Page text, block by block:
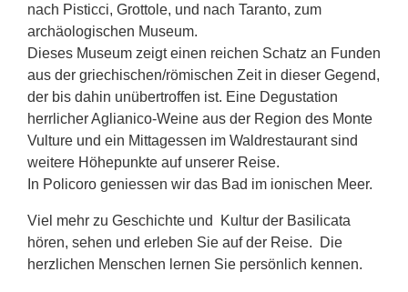
nach Pisticci, Grottole, und nach Taranto, zum
archäologischen Museum.
Dieses Museum zeigt einen reichen Schatz an Funden
aus der griechischen/römischen Zeit in dieser Gegend,
der bis dahin unübertroffen ist. Eine Degustation
herrlicher Aglianico-Weine aus der Region des Monte
Vulture und ein Mittagessen im Waldrestaurant sind
weitere Höhepunkte auf unserer Reise.
In Policoro geniessen wir das Bad im ionischen Meer.
Viel mehr zu Geschichte und Kultur der Basilicata
hören, sehen und erleben Sie auf der Reise. Die
herzlichen Menschen lernen Sie persönlich kennen.